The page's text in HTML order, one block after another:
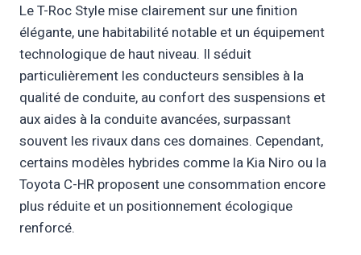
Le T-Roc Style mise clairement sur une finition
élégante, une habitabilité notable et un équipement
technologique de haut niveau. Il séduit
particulièrement les conducteurs sensibles à la
qualité de conduite, au confort des suspensions et
aux aides à la conduite avancées, surpassant
souvent les rivaux dans ces domaines. Cependant,
certains modèles hybrides comme la Kia Niro ou la
Toyota C-HR proposent une consommation encore
plus réduite et un positionnement écologique
renforcé.